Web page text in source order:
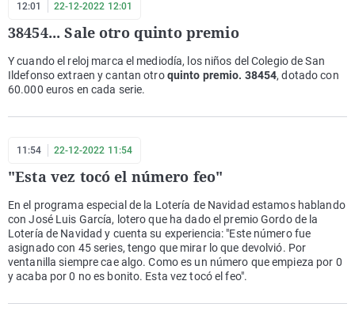
12:01 22-12-2022 12:01
38454... Sale otro quinto premio
Y cuando el reloj marca el mediodía, los niños del Colegio de San
Ildefonso extraen y cantan otroquinto premio. 38454, dotado con
60.000 euros en cada serie.
11:54 22-12-2022 11:54
"Esta vez tocó el número feo"
En el programa especial de la Lotería de Navidad estamos hablando
con José Luis García, lotero que ha dado el premio Gordo de la
Lotería de Navidad y cuenta su experiencia: "Este número fue
asignado con 45 series, tengo que mirar lo que devolvió. Por
ventanilla siempre cae algo. Como es un número que empieza por 0
y acaba por 0 no es bonito. Esta vez tocó el feo".